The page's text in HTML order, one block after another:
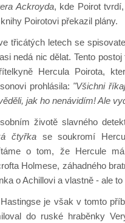
Ackroyda, kde Poirot
Poirotovi překazil plány.
třicátých letech se
nedá nic dělat. Tento
Hercula Poirota,
prohlásila: "Všichni
jak ho nenávidím! Ale
životě slavného
čtyřkase soukromí
o tom, že Hercule má
Holmese, záhadného
o Achillovi a vlastně - ale
je však v tomto
do ruské hraběnky